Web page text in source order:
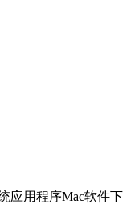
应用程序Mac软件下